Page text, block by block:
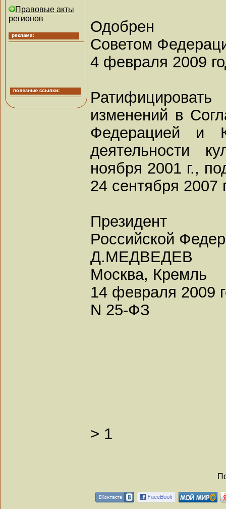
Правовые акты
регионов
Одобрен
Советом
4 февраля 2009
изменений в
Федерацией и
деятельности
ноября 2001 г.,
24 сентября 2007
Президент
Российской
Д.МЕДВЕДЕВ
Москва, Кремль
14 февраля 2009
N 25-ФЗ
> 1